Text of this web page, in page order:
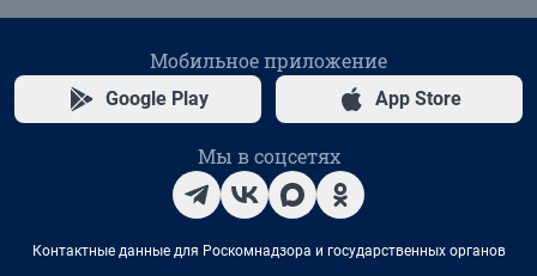
Мобильное приложение
Google Play App Store
Мы в соцсетях
Контактные данные для Роскомнадзора и государственных органов